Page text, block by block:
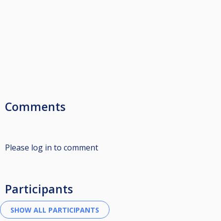
Comments
Please log in to comment
Participants